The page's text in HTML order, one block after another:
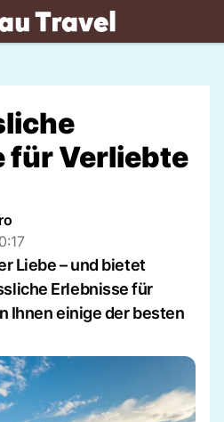
für Verliebte
Liebe – und bietet
Erlebnisse für
Ihnen einige der besten